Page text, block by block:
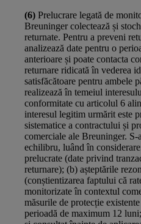
(6) Prelucrare legată de
Breuninger colectează și
returnate. Pentru a preveni
analizează date pentru o
anterioare și poate contacta
returnare ridicată în vederea
satisfăcătoare pentru ambele
realizează în temeiul
conformitate cu articolul 6
interesul legitim urmărit este
sistematice a contractului și
comerciale ale Breuninger. S-
echilibru, luând în
prelucrate (date privind
returnare); (b) așteptările
(conștientizarea faptului că
monitorizate în contextul
măsurile de protecție
perioadă de maximum 12